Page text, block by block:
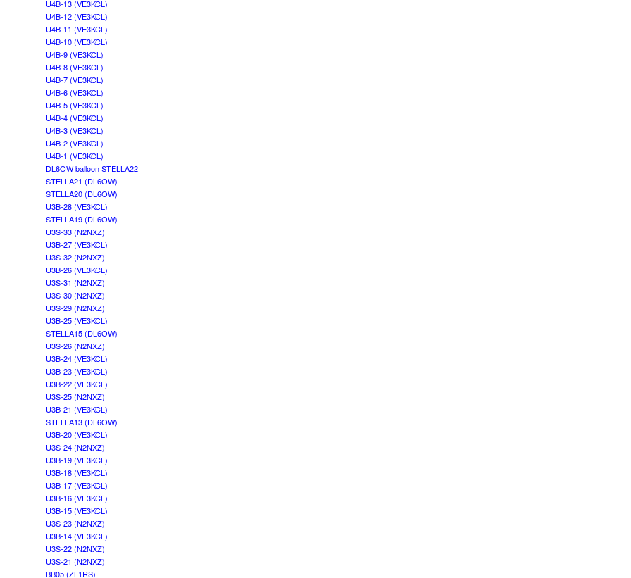
U4B-13 (VE3KCL)
U4B-12 (VE3KCL)
U4B-11 (VE3KCL)
U4B-10 (VE3KCL)
U4B-9 (VE3KCL)
U4B-8 (VE3KCL)
U4B-7 (VE3KCL)
U4B-6 (VE3KCL)
U4B-5 (VE3KCL)
U4B-4 (VE3KCL)
U4B-3 (VE3KCL)
U4B-2 (VE3KCL)
U4B-1 (VE3KCL)
DL6OW balloon STELLA22
STELLA21 (DL6OW)
STELLA20 (DL6OW)
U3B-28 (VE3KCL)
STELLA19 (DL6OW)
U3S-33 (N2NXZ)
U3B-27 (VE3KCL)
U3S-32 (N2NXZ)
U3B-26 (VE3KCL)
U3S-31 (N2NXZ)
U3S-30 (N2NXZ)
U3S-29 (N2NXZ)
U3B-25 (VE3KCL)
STELLA15 (DL6OW)
U3S-26 (N2NXZ)
U3B-24 (VE3KCL)
U3B-23 (VE3KCL)
U3B-22 (VE3KCL)
U3S-25 (N2NXZ)
U3B-21 (VE3KCL)
STELLA13 (DL6OW)
U3B-20 (VE3KCL)
U3S-24 (N2NXZ)
U3B-19 (VE3KCL)
U3B-18 (VE3KCL)
U3B-17 (VE3KCL)
U3B-16 (VE3KCL)
U3B-15 (VE3KCL)
U3S-23 (N2NXZ)
U3B-14 (VE3KCL)
U3S-22 (N2NXZ)
U3S-21 (N2NXZ)
BB05 (ZL1RS)